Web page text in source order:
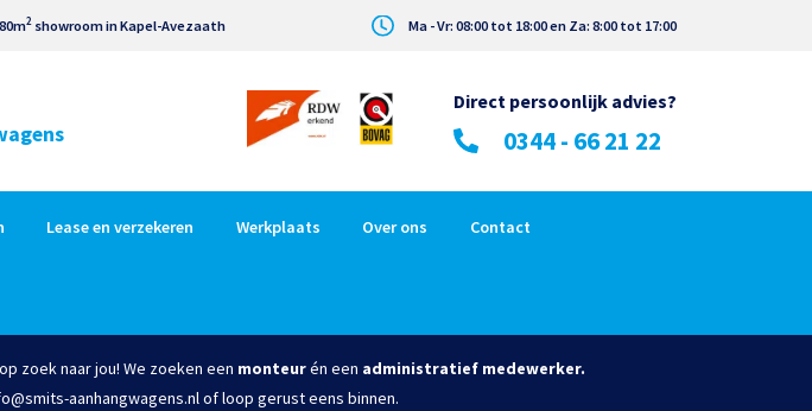
2 showroom in Kapel-Avezaath Ma - Vr: 08:00 tot 18:00 en Za: 8:00 tot 17:00
Direct persoonlijk advies?
0344 - 66 21 22
Lease en verzekeren Werkplaats Over ons Contact
zoek naar jou! We zoeken een monteurén een administratief medewerker.
aanhangwagens.nl of loop gerust eens binnen.